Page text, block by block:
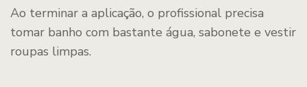
Ao terminar a aplicação, o profissional precisa
tomar banho com bastante água, sabonete e vestir
roupas limpas.